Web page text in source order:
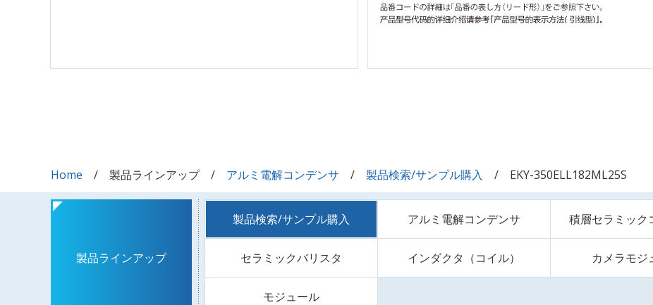
Home 製品ラインアップ アルミ電解コンデンサ 製品検索/サンプル購入 EKY-350ELL182ML25S
製品ラインアップ
製品検索/サンプル購入 アルミ電解コンデンサ 積層セラミック
セラミックバリスタ インダクタ（コイル） カメラモジ
モジュール